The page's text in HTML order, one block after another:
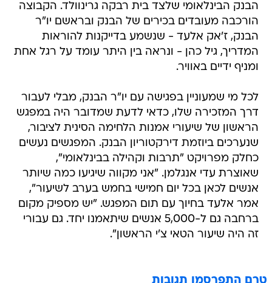
הבנק הבינלאומי שלצד בית רבקה גרינוולד. הקבוצה
הורכבה מעובדים בכירים של הבנק ובראשם יו"ר
הבנק, ז'אק אלעד - שנשמע בדייקנות להוראות
המדריך, גיל כהן - ונראה בין היתר עומד על רגל אחת
ומניף ידיים באוויר.
לכל מי שמעוניין בפגישה עם יו"ר הבנק, מבלי לעבור
דרך המזכירה שלו, כדאי לדעת שמדובר היה במפגש
הראשון של שיעורי אמנות הלחימה הסינית לציבור,
שנערכים ביוזמת דירקטוריון הבנק. המפגשים נעשים
כחלק מפרויקט "תרבות וקהילה בבינלאומי",
שאוצרת עדי אנגלמן. "אני מקווה שיגיעו כמה שיותר
אנשים לכאן בכל יום חמישי בחמש בערב לשיעור",
אמר אלעד בחיוך עם תום המפגש. "יש מספיק מקום
ברחבה גם ל-5,000 אנשים שיתאמנו יחד. גם עבורי
זה היה שיעור הטאי צ'י הראשון".